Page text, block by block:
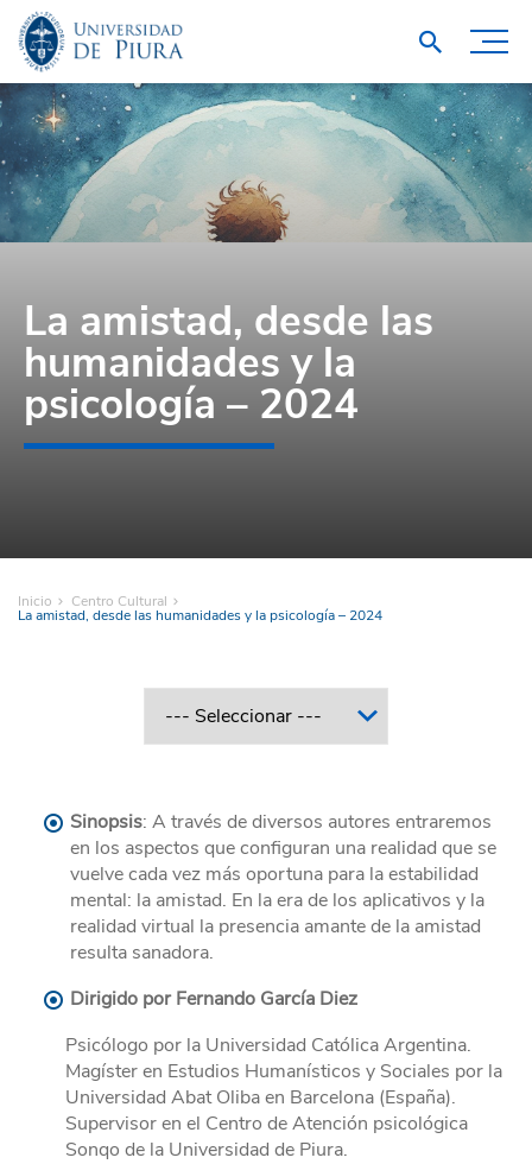
La amistad, desde las
humanidades y la
psicología – 2024
Inicio Centro Cultural
La amistad, desde las humanidades y la psicología – 2024
Sinopsis: A través de diversos autores entraremos
en los aspectos que configuran una realidad que se
vuelve cada vez más oportuna para la estabilidad
mental: la amistad. En la era de los aplicativos y la
realidad virtual la presencia amante de la amistad
resulta sanadora.
Dirigido por Fernando García Diez
Psicólogo por la Universidad Católica Argentina.
Magíster en Estudios Humanísticos y Sociales por la
Universidad Abat Oliba en Barcelona (España).
Supervisor en el Centro de Atención psicológica
Sonqo de la Universidad de Piura.